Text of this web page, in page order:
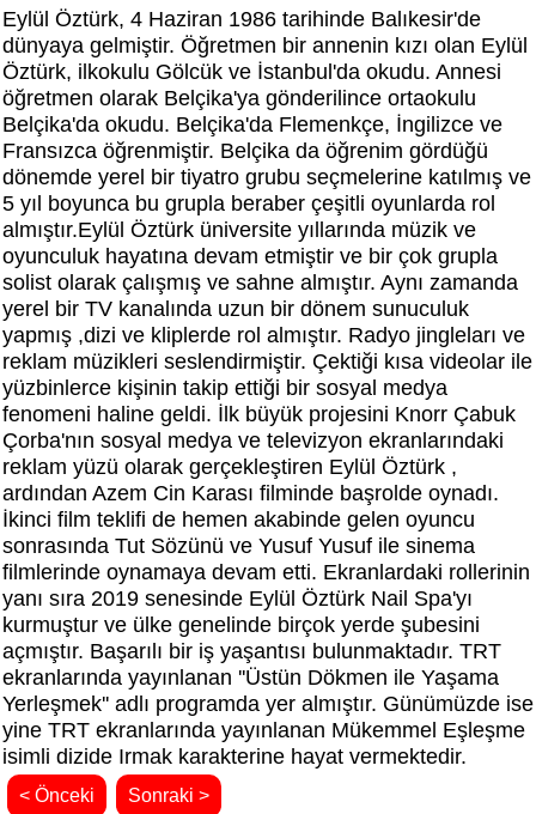
Eylül Öztürk, 4 Haziran 1986 tarihinde Balıkesir'de
dünyaya gelmiştir. Öğretmen bir annenin kızı olan Eylül
Öztürk, ilkokulu Gölcük ve İstanbul'da okudu. Annesi
öğretmen olarak Belçika'ya gönderilince ortaokulu
Belçika'da okudu. Belçika'da Flemenkçe, İngilizce ve
Fransızca öğrenmiştir. Belçika da öğrenim gördüğü
dönemde yerel bir tiyatro grubu seçmelerine katılmış ve
5 yıl boyunca bu grupla beraber çeşitli oyunlarda rol
almıştır.Eylül Öztürk üniversite yıllarında müzik ve
oyunculuk hayatına devam etmiştir ve bir çok grupla
solist olarak çalışmış ve sahne almıştır. Aynı zamanda
yerel bir TV kanalında uzun bir dönem sunuculuk
yapmış ,dizi ve kliplerde rol almıştır. Radyo jingleları ve
reklam müzikleri seslendirmiştir. Çektiği kısa videolar ile
yüzbinlerce kişinin takip ettiği bir sosyal medya
fenomeni haline geldi. İlk büyük projesini Knorr Çabuk
Çorba'nın sosyal medya ve televizyon ekranlarındaki
reklam yüzü olarak gerçekleştiren Eylül Öztürk ,
ardından Azem Cin Karası filminde başrolde oynadı.
İkinci film teklifi de hemen akabinde gelen oyuncu
sonrasında Tut Sözünü ve Yusuf Yusuf ile sinema
filmlerinde oynamaya devam etti. Ekranlardaki rollerinin
yanı sıra 2019 senesinde Eylül Öztürk Nail Spa'yı
kurmuştur ve ülke genelinde birçok yerde şubesini
açmıştır. Başarılı bir iş yaşantısı bulunmaktadır. TRT
ekranlarında yayınlanan ''Üstün Dökmen ile Yaşama
Yerleşmek'' adlı programda yer almıştır. Günümüzde ise
yine TRT ekranlarında yayınlanan Mükemmel Eşleşme
isimli dizide Irmak karakterine hayat vermektedir.
< Önceki Sonraki >